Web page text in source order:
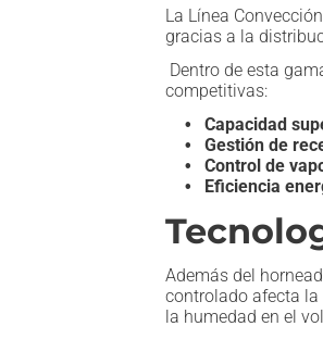
La Línea
gracias a la
Dentro de esta
competitivas:
Capacidad
Gestión de
Control de
Eficiencia
Además del
controlado afecta
la humedad en el